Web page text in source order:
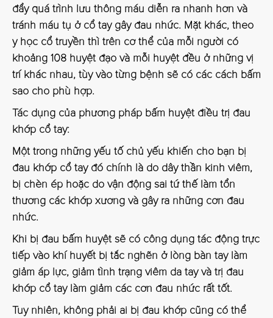
đẩy quá trình lưu thông máu diễn ra nhanh hơn và
tránh máu tụ ở cổ tay gây đau nhức. Mặt khác, theo
y học cổ truyền thì trên cơ thể của mỗi người có
khoảng 108 huyệt đạo và mỗi huyệt đều ở những vị
trí khác nhau, tùy vào từng bệnh sẽ có các cách bấm
sao cho phù hợp.
Tác dụng của phương pháp bấm huyệt điều trị đau
khớp cổ tay:
Một trong những yếu tố chủ yếu khiến cho bạn bị
đau khớp cổ tay đó chính là do dây thần kinh viêm,
bị chèn ép hoặc do vận động sai tứ thế làm tổn
thương các khớp xương và gây ra những cơn đau
nhức.
Khi bị đau bấm huyệt sẽ có công dụng tác động trực
tiếp vào khí huyết bị tắc nghẽn ở lòng bàn tay làm
giảm áp lực, giảm tình trạng viêm da tay và trị đau
khớp cổ taylàm giảm các cơn đau nhức rất tốt.
Tuy nhiên, không phải ai bị đau khớp cũng có thể